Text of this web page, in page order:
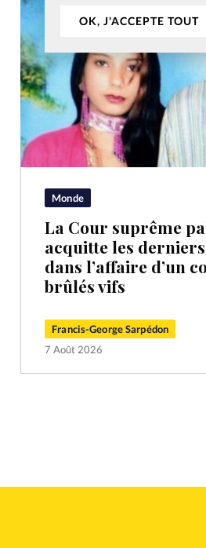
OK, J'ACCEPTE TOUT
Monde
La Cour suprême
acquitte les
dans l’affaire d’un
brûlés vifs
Francis-George Sarpédon
7 Août 2026